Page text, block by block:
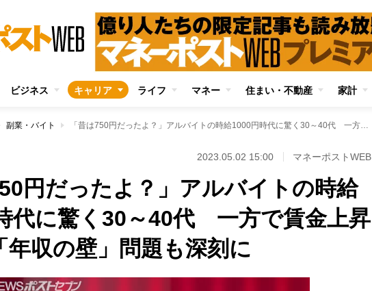
ビジネス キャリア ライフ マネー 住まい・不動産 家計
副業・バイト 「昔は750円だったよ？」アルバイトの時給1000円時代に驚く30～40代 一方で賃金上昇に伴い「年収の壁」問題も深刻に
2023.05.02 15:00 マネーポストWEB
円だったよ？」アルバイトの時給
代に驚く30～40代 一方で賃金上昇
年収の壁」問題も深刻に